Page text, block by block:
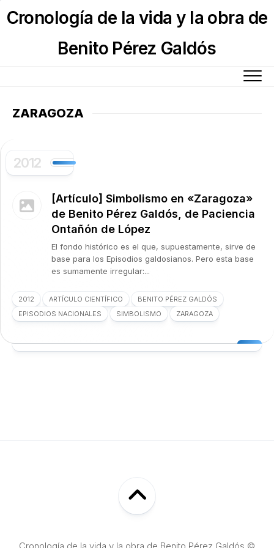
toCronología de la vida y la obra de
Benito Pérez Galdós
ZARAGOZA
2012
[Artículo] Simbolismo en «Zaragoza»
de Benito Pérez Galdós, de Paciencia
Ontañón de López
El fondo histórico es el que, supuestamente, sirve de
base para los Episodios galdosianos. Pero esta base
es sumamente irregular:...
2012 ARTÍCULO CIENTÍFICO
BENITO PÉREZ GALDÓS
EPISODIOS NACIONALES
SIMBOLISMO ZARAGOZA